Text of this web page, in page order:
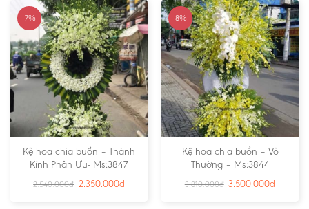
-7%
Kệ hoa chia buồn – Thành
Kính Phân Ưu- Ms:3847
2.540.000₫ 2.350.000₫
-8%
Kệ hoa chia buồn – Vô
Thường – Ms:3844
3.810.000₫ 3.500.000₫